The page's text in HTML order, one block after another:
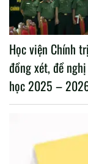
Học viện Chính
đồng xét, đề
học 2025 –